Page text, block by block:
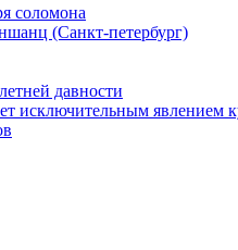
соломона
(Санкт-петербург)
давности
исключительным явлением